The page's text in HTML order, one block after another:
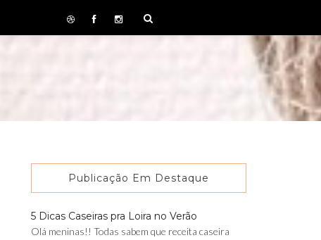
Publicação Em Destaque
5 Dicas Caseiras pra Loira no Verão
Olá meninas!! Todas sabem que receita caseira